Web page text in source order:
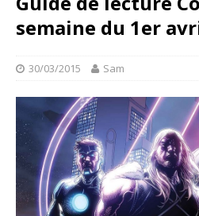
semaine du 1er
30/03/2015 Sam